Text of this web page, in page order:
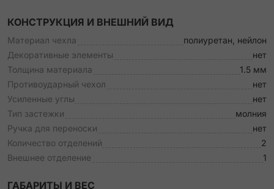
КОНСТРУКЦИЯ И ВНЕШНИЙ ВИД
Материал чехла
полиуретан, нейлон
Декоративные элементы
нет
Толщина материала
1.5 мм
Противоударный чехол
нет
Усиленные углы
нет
Тип застежки
молния
Ручка для переноски
нет
Количество отделений
2
Внешнее отделение
1
ГАБАРИТЫ И ВЕС